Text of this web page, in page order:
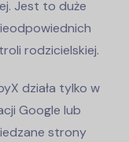
Jest to duże
rodzicielskiej.
działa tylko w
Google lub
strony